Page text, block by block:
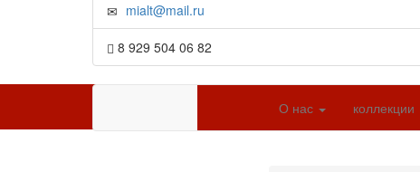
mialt@mail.ru
8 929 504 06 82
О нас коллекции